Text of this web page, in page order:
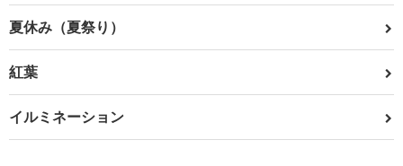
夏休み（夏祭り）
紅葉
イルミネーション